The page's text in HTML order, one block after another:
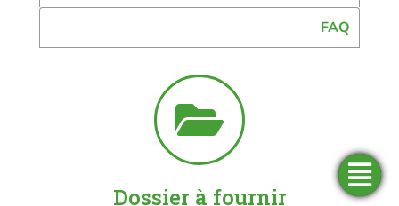
FAQ
Dossier à fournir
Trouver
une
agence
Demander
un
financement
Simulateurs
Ouvrir
un
compte